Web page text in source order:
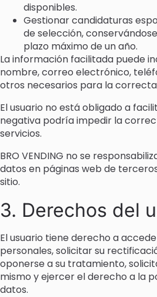
disponibles.
Gestionar candidaturas
de selección,
plazo máximo de un año.
La información facilitada puede
nombre, correo electrónico,
otros necesarios para la
El usuario no está obligado a
negativa podría impedir la
servicios.
BRO VENDING no se
datos en páginas web de
sitio.
3. Derechos del
El usuario tiene derecho a
personales, solicitar su
oponerse a su tratamiento,
mismo y ejercer el derecho a la
datos.